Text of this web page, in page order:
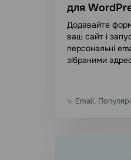
для
Додавайте
ваш сайт і
персональні
зібраними
Email,